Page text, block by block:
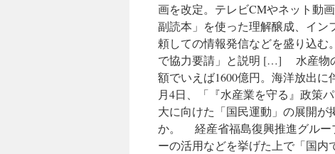
画を改定。テレビCMやネット動
副読本」を使った理解醸成、イン
頼しての情報発信などを盛り込
で協力要請」と説明 […] 水産物
額でいえば1600億円。海洋放出
月4日、「『水産業を守る』政策
大に向けた「国民運動」の展開
か。 経産省福島復興推進グルー
ーの活用などを挙げた上で「国